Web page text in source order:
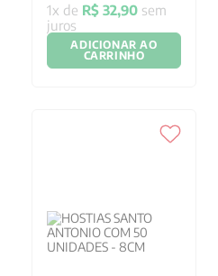
1x de R$ 32,90 sem
juros
ADICIONAR AO
CARRINHO